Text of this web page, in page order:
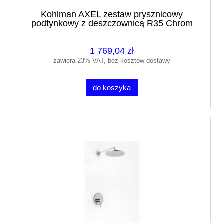
Kohlman AXEL zestaw prysznicowy
podtynkowy z deszczownicą R35 Chrom
1 769,04 zł
zawiera 23% VAT, bez kosztów dostawy
do koszyka